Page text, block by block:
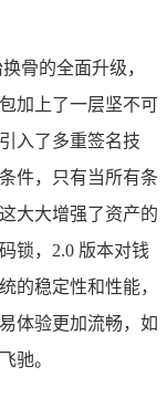
骨的全面升级，
加上了一层坚不可
入了多重签名技
件，只有当所有条
大大增强了资产的
锁，2.0 版本对钱
的稳定性和性能，
体验更加流畅，如
驰。